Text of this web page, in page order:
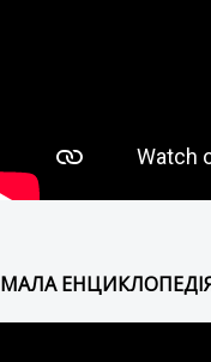
МАЛА